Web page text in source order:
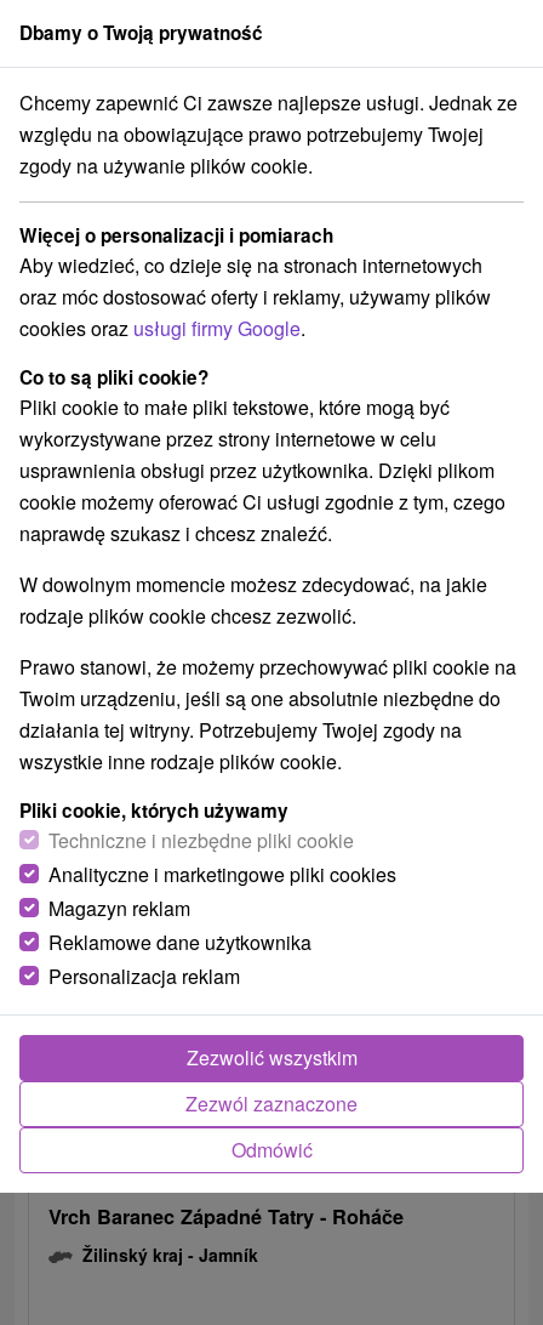
członek grupySorger
na Słowacji Tarcze Stredné Slovensko Žilinský kraj Jamník
Tarcze Jamník a v okolí
Kategorie
Wszystkie kategorie
Tarcze (2)
Vrch Volovec Západné Tatry
Žilinský kraj -Jamník
POKAZ
Vrch Baranec Západné Tatry - Roháče
Žilinský kraj -Jamník
Dbamy o Twoją prywatność
Chcemy zapewnić Ci zawsze najlepsze usługi. Jednak ze
względu na obowiązujące prawo potrzebujemy Twojej
zgody na używanie plików cookie.
Więcej o personalizacji i pomiarach
Aby wiedzieć, co dzieje się na stronach internetowych
oraz móc dostosować oferty i reklamy, używamy plików
cookies oraz usługi firmy Google.
Co to są pliki cookie?
Pliki cookie to małe pliki tekstowe, które mogą być
wykorzystywane przez strony internetowe w celu
usprawnienia obsługi przez użytkownika. Dzięki plikom
cookie możemy oferować Ci usługi zgodnie z tym, czego
naprawdę szukasz i chcesz znaleźć.
W dowolnym momencie możesz zdecydować, na jakie
rodzaje plików cookie chcesz zezwolić.
Prawo stanowi, że możemy przechowywać pliki cookie na
Twoim urządzeniu, jeśli są one absolutnie niezbędne do
działania tej witryny. Potrzebujemy Twojej zgody na
wszystkie inne rodzaje plików cookie.
Pliki cookie, których używamy
Techniczne i niezbędne pliki cookie
Analityczne i marketingowe pliki cookies
Magazyn reklam
Reklamowe dane użytkownika
Personalizacja reklam
Odmówić
Zezwól zaznaczone
Zezwolić wszystkim